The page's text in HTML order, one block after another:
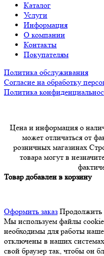
Каталог
Услуги
Информация
О компании
Контакты
Покупателям
Политика обслуживания
Согласие на обработку
Политика
Цена и информация о
может отличаться от
розничных магазинах
товара могут в
Товар добавлен в корзину
Оформить заказ Продолжить
Мы используем файлы
необходимы для работы
отключены в наших
свой браузер так, чтобы он